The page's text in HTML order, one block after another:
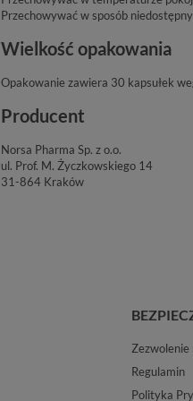
Przechowywać w sposób
Wielkość opakowania
Opakowanie zawiera 30 kapsułek
Producent
Norsa Pharma Sp. z o.o.
ul. Prof. M. Życzkowskiego 14
31-864 Kraków
Regulamin
Polityka